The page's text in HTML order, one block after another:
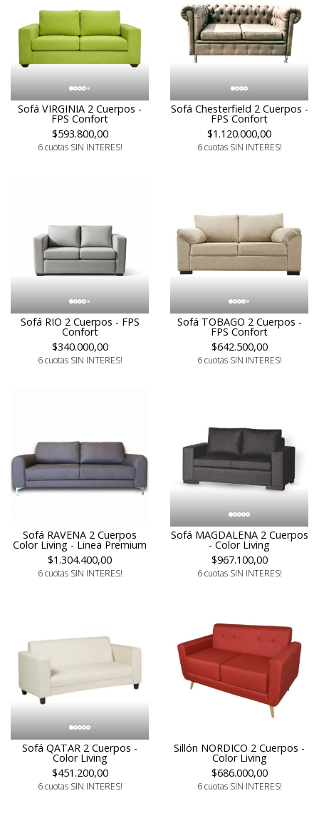
Sofá VIRGINIA 2 Cuerpos -
FPS Confort
$593.800,00
6 cuotas SIN INTERES!
Sofá Chesterfield 2 Cuerpos -
FPS Confort
$1.120.000,00
6 cuotas SIN INTERES!
Sofá RIO 2 Cuerpos - FPS
Confort
$340.000,00
6 cuotas SIN INTERES!
Sofá TOBAGO 2 Cuerpos -
FPS Confort
$642.500,00
6 cuotas SIN INTERES!
Sofá RAVENA 2 Cuerpos
Color Living - Linea Premium
$1.304.400,00
6 cuotas SIN INTERES!
Sofá MAGDALENA 2 Cuerpos
- Color Living
$967.100,00
6 cuotas SIN INTERES!
Sofá QATAR 2 Cuerpos -
Color Living
$451.200,00
6 cuotas SIN INTERES!
Sillón NORDICO 2 Cuerpos -
Color Living
$686.000,00
6 cuotas SIN INTERES!